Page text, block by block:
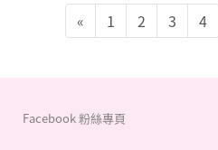
« 1 2 3 4
Facebook 粉絲專頁